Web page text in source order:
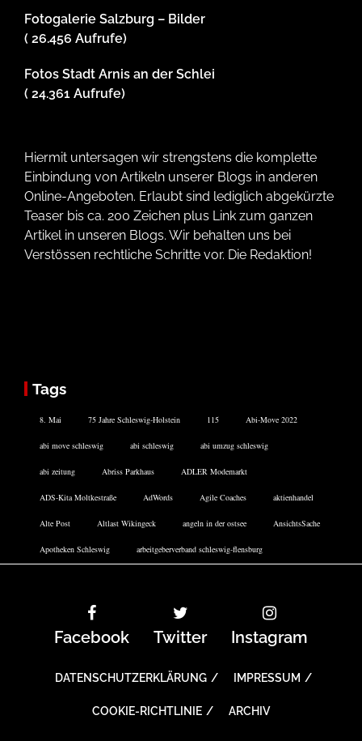
Fotogalerie Salzburg – Bilder
( 26.456 Aufrufe)
Fotos Stadt Arnis an der Schlei
( 24.361 Aufrufe)
Hiermit untersagen wir strengstens die komplette
Einbindung von Artikeln unserer Blogs in anderen
Online-Angeboten. Erlaubt sind lediglich abgekürzte
Teaser bis ca. 200 Zeichen plus Link zum ganzen
Artikel in unseren Blogs. Wir behalten uns bei
Verstössen rechtliche Schritte vor. Die Redaktion!
Tags
8. Mai 75 Jahre Schleswig-Holstein 115 Abi-Move 2022
abi move schleswig abi schleswig abi umzug schleswig
abi zeitung Abriss Parkhaus ADLER Modemarkt
ADS-Kita Moltkestraße AdWords Agile Coaches aktienhandel
Alte Post Altlast Wikingeck angeln in der ostsee AnsichtsSache
Apotheken Schleswig arbeitgeberverband schleswig-flensburg
Facebook Twitter Instagram
DATENSCHUTZERKLÄRUNG IMPRESSUM
COOKIE-RICHTLINIE ARCHIV